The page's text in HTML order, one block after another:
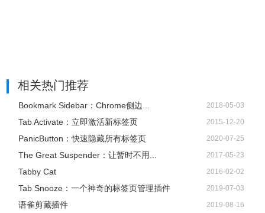
相关热门推荐
Bookmark Sidebar：Chrome侧边... 2018-05-03
Tab Activate：立即激活新标签页 2015-12-20
PanicButton：快速隐藏所有标签页 2020-07-25
The Great Suspender：让暂时不用... 2017-05-23
Tabby Cat 2016-02-02
Tab Snooze：一个神奇的标签页管理插件 2019-07-03
语雀剪藏插件 2019-08-16